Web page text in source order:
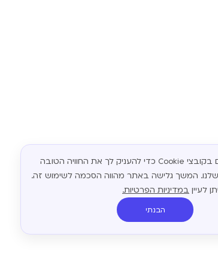
אנו משתמשים בקובצי Cookie כדי להעניק לך את החוויה הטובה
המשך גלישה באתר מהווה הסכמה לשימוש זה.
לעיין במדיניות הפרטיות.
הבנתי